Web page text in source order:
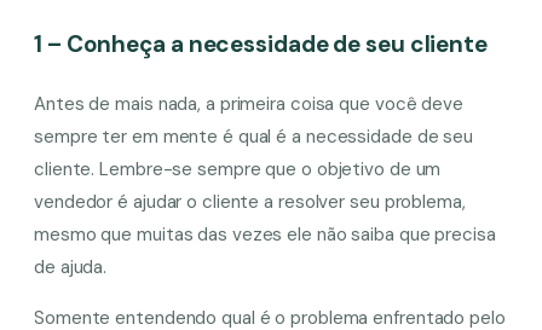
1 – Conheça a necessidade de seu cliente
Antes de mais nada, a primeira coisa que você deve
sempre ter em mente é qual é a necessidade de seu
cliente. Lembre-se sempre que o objetivo de um
vendedor é ajudar o cliente a resolver seu problema,
mesmo que muitas das vezes ele não saiba que precisa
de ajuda.
Somente entendendo qual é o problema enfrentado pelo